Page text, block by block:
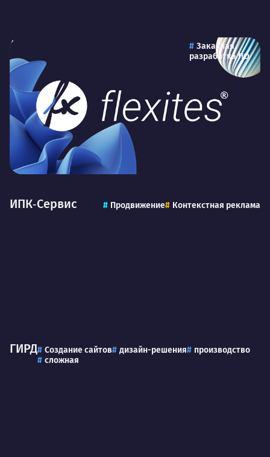
AI-ассистент для анализа
медицинских данных
Заказная
разработка ПО
ИПК‑Сервис Продвижение Контекстная реклама
ГИРД Создание сайтов дизайн-решения
производство
сложная